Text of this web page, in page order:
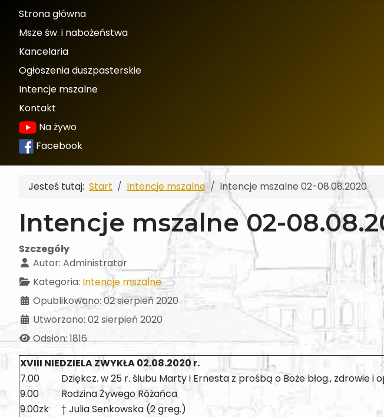
Strona główna
Msze św. i nabożeństwa
Kancelaria
Ogłoszenia duszpasterskie
Intencje mszalne
Kontakt
Na żywo
Facebook
Jesteś tutaj: Start Intencje mszalne Intencje mszalne 02-08.08.2020
Intencje mszalne 02-
Szczegóły
Autor: Administrator
Kategoria: Intencje mszalne
Opublikowano: 02 sierpień 2020
Utworzono: 02 sierpień 2020
Odsłon: 1816
XVIII NIEDZIELA ZWYKŁA 02.08.2020 r.
7.00
Dziękcz. w 25 r. ślubu Marty i Ernesta z prośbą o Boże błog., zdrowie i
9.00
Rodzina Żywego Różańca
9.00zk
† Julia Senkowska (2 greg.)